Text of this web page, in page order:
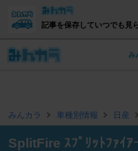
記事を保存していつでも見
み
みんカラ 車種別情報 日産
SplitFire ｽﾌﾟﾘｯﾄﾌｧｲ